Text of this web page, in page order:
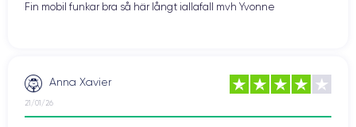
Fin mobil funkar bra så här långt iallafall mvh Yvonne
Anna Xavier
21/01/26